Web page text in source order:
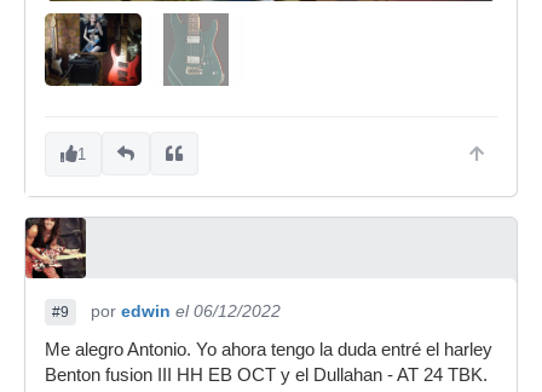
1
#9 por edwin el 06/12/2022
Me alegro Antonio. Yo ahora tengo la duda entré el harley
Benton fusion III HH EB OCT y el Dullahan - AT 24 TBK.